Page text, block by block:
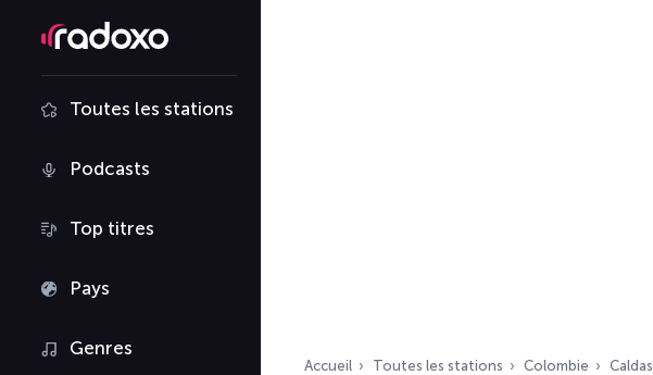
Toutes les stations
Podcasts
Top titres
Pays
Genres
Accueil Toutes les stations Colombie Caldas